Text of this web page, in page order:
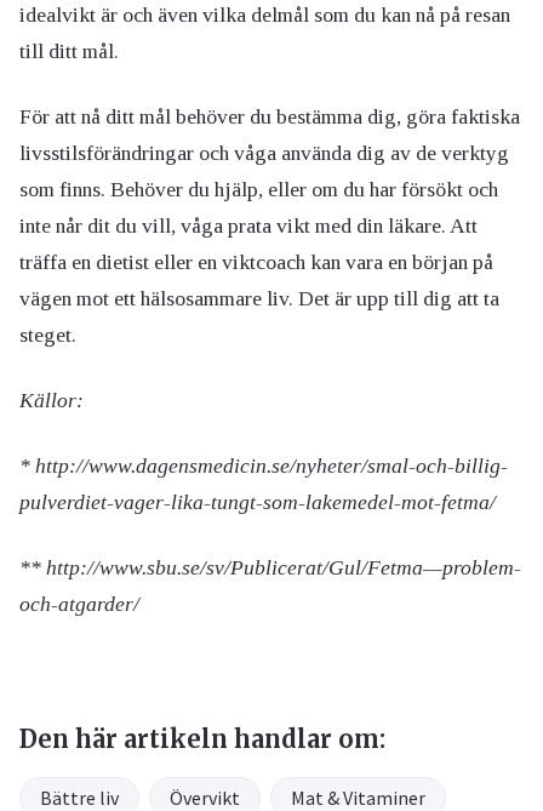
idealvikt är och även vilka delmål som du kan nå på resan
till ditt mål.
För att nå ditt mål behöver du bestämma dig, göra faktiska
livsstilsförändringar och våga använda dig av de verktyg
som finns. Behöver du hjälp, eller om du har försökt och
inte når dit du vill, våga prata vikt med din läkare. Att
träffa en dietist eller en viktcoach kan vara en början på
vägen mot ett hälsosammare liv. Det är upp till dig att ta
steget.
Källor:
* http://www.dagensmedicin.se/nyheter/smal-och-billig-
pulverdiet-vager-lika-tungt-som-lakemedel-mot-fetma/
** http://www.sbu.se/sv/Publicerat/Gul/Fetma—problem-
och-atgarder/
Den här artikeln handlar om:
Bättre liv Övervikt Mat & Vitaminer